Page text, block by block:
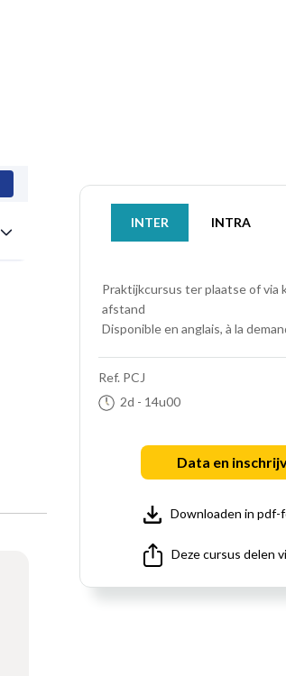
INTER INTRA
Praktijkcursus ter plaatse of via
afstand
Disponible en anglais, à la
Ref. PCJ
2d - 14u00
Data en
Downloaden in pdf-
Deze cursus delen